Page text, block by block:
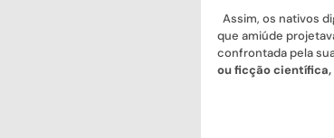
Assim, os nativos
que amiúde
confrontada pela
ou ficção